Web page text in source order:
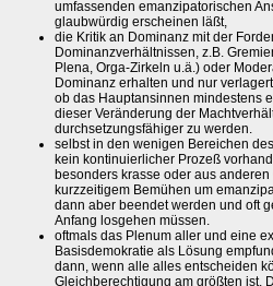
umfassenden emanzipatorischen
glaubwürdig erscheinen läßt,
die Kritik an Dominanz mit der
Dominanzverhältnissen, z.B.
Plena, Orga-Zirkeln u.ä.) oder
Dominanz erhalten und nur
ob das Hauptansinnen mindestens
dieser Veränderung der
durchsetzungsfähiger zu werden.
selbst in den wenigen Bereichen
kein kontinuierlicher Prozeß
besonders krasse oder aus
kurzzeitigem Bemühen um
dann aber beendet werden und oft
Anfang losgehen müssen.
oftmals das Plenum aller und eine
Basisdemokratie als Lösung
dann, wenn alle alles entscheiden
Gleichberechtigung am größten ist.